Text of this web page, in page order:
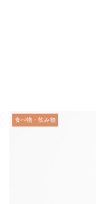
食べ物・飲み物